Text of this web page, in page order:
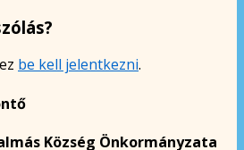
be kell jelentkezni.
Község Önkormányzata